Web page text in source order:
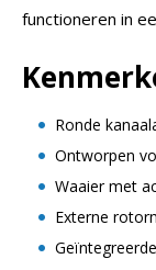
functioneren in
Ronde
Ontworpen
Waaier met
Externe